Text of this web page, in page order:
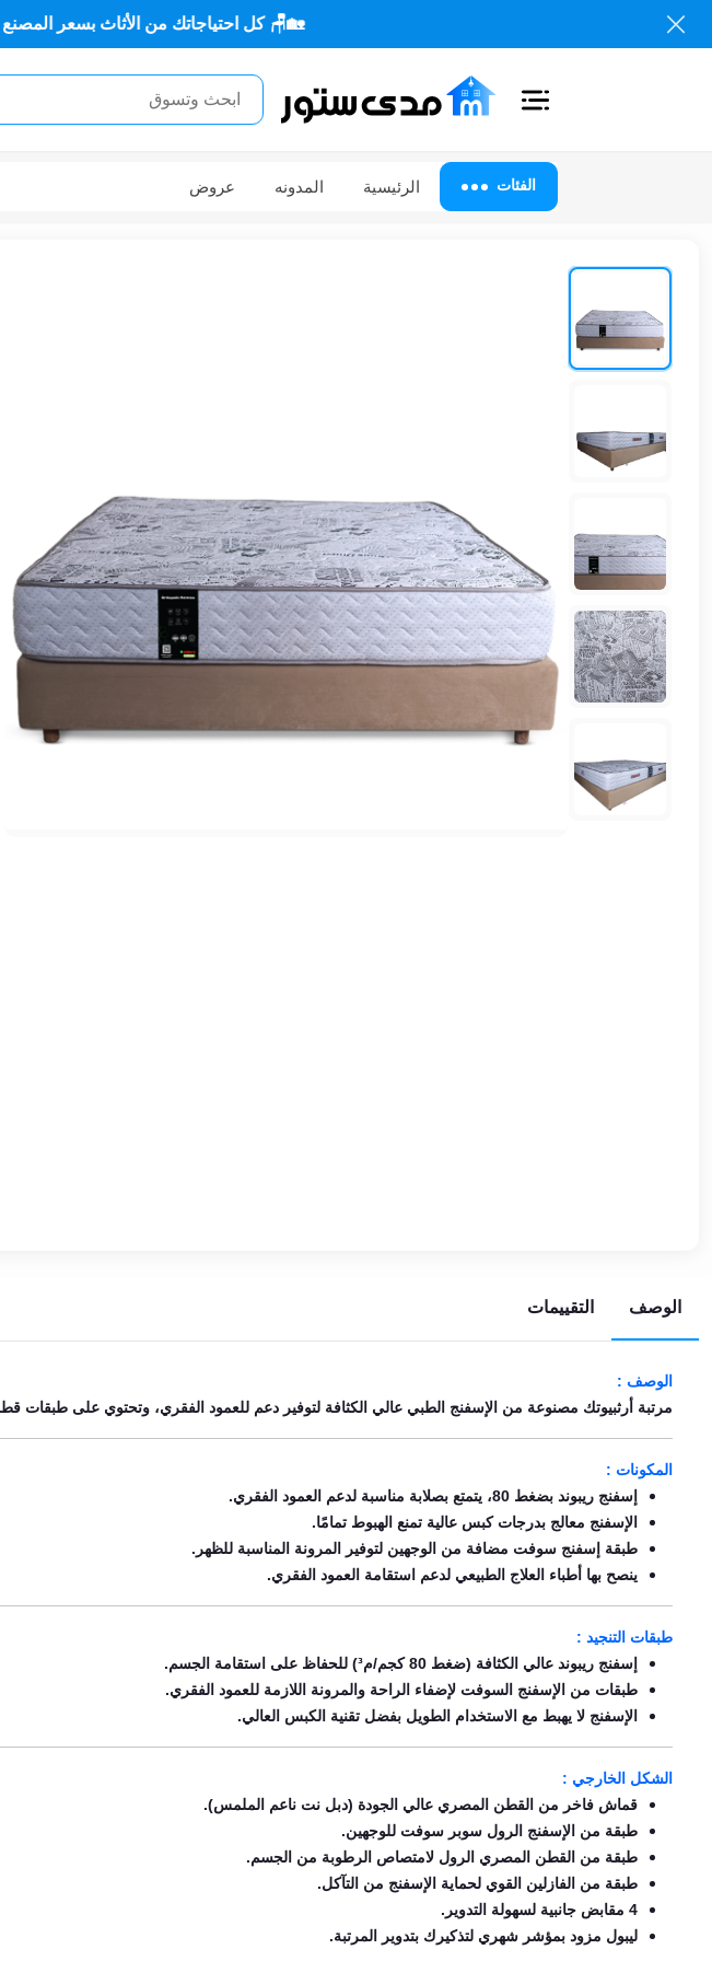
🏡🪑 كل احتياجاتك من الأثاث بسعر المصنع ✨ تصنيع
مكتبي
أثاث
أثاث
خارجي
أثاث
كافيهات
ومطاعم
وفنادق
حواجز
مرورية
مياه
الفئات الرئيسية المدونه عروض
الوصف التقييمات
الوصف :
مرتبة أرثبيوتك مصنوعة من الإسفنج الطبي عالي الكثافة لتوفير دعم للعمود الفقري، وتحتوي على طبقات
المكونات :
إسفنج ريبوند بضغط 80، يتمتع بصلابة مناسبة لدعم العمود الفقري.
الإسفنج معالج بدرجات كبس عالية تمنع الهبوط تمامًا.
طبقة إسفنج سوفت مضافة من الوجهين لتوفير المرونة المناسبة للظهر.
ينصح بها أطباء العلاج الطبيعي لدعم استقامة العمود الفقري.
طبقات التنجيد :
إسفنج ريبوند عالي الكثافة (ضغط 80 كجم/م³) للحفاظ على استقامة الجسم.
طبقات من الإسفنج السوفت لإضفاء الراحة والمرونة اللازمة للعمود الفقري.
الإسفنج لا يهبط مع الاستخدام الطويل بفضل تقنية الكبس العالي.
الشكل الخارجي :
قماش فاخر من القطن المصري عالي الجودة (دبل نت ناعم الملمس).
طبقة من الإسفنج الرول سوبر سوفت للوجهين.
طبقة من القطن المصري الرول لامتصاص الرطوبة من الجسم.
طبقة من الفازلين القوي لحماية الإسفنج من التآكل.
4 مقابض جانبية لسهولة التدوير.
ليبول مزود بمؤشر شهري لتذكيرك بتدوير المرتبة.